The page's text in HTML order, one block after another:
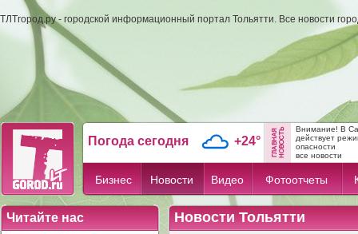
ТЛТгород.ру - городской информационный портал Тольятти. Все новости
Погода сегодня +24°
Внимание! В
действует
опасности
все новости
Бизнес Новости Видео Фотоотчеты
Читайте нас Новости Тольятти